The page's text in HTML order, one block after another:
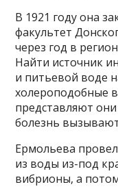
В 1921 году она
факультет
через год в
Найти источник
и питьевой воде
холероподобные
представляют
болезнь
Ермольева
из воды из-под
вибрионы, а